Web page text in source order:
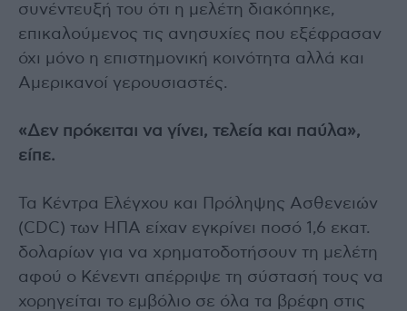
συνέντευξή του ότι η μελέτη διακόπηκε,
επικαλούμενος τις ανησυχίες που εξέφρασαν
όχι μόνο η επιστημονική κοινότητα αλλά και
Αμερικανοί γερουσιαστές.
«Δεν πρόκειται να γίνει, τελεία και παύλα»,
είπε.
Τα Κέντρα Ελέγχου και Πρόληψης Ασθενειών
(CDC) των ΗΠΑ είχαν εγκρίνει ποσό 1,6 εκατ.
δολαρίων για να χρηματοδοτήσουν τη μελέτη
αφού ο Κένεντι απέρριψε τη σύστασή τους να
χορηγείται το εμβόλιο σε όλα τα βρέφη στις